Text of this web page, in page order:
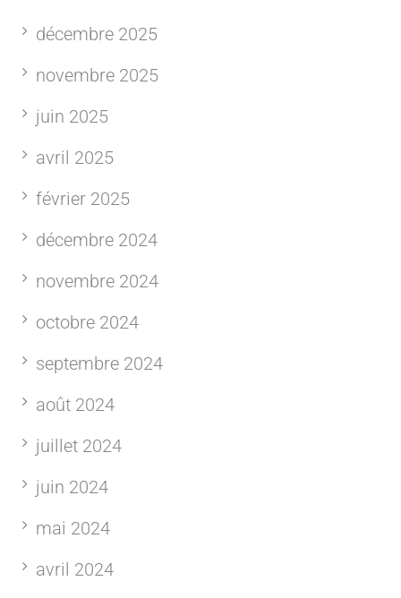
décembre 2025
novembre 2025
juin 2025
avril 2025
février 2025
décembre 2024
novembre 2024
octobre 2024
septembre 2024
août 2024
juillet 2024
juin 2024
mai 2024
avril 2024